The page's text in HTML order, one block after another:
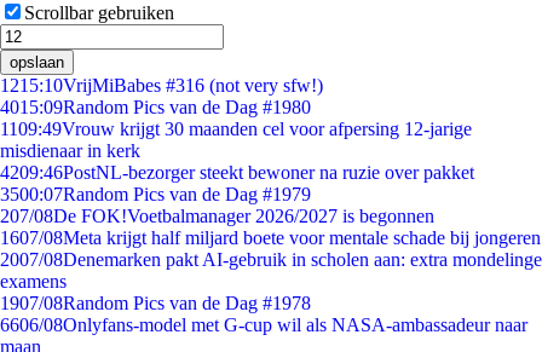
Scrollbar gebruiken
opslaan
1215:10VrijMiBabes #316 (not very sfw!)
4015:09Random Pics van de Dag #1980
1109:49Vrouw krijgt 30 maanden cel voor afpersing 12-jarige
misdienaar in kerk
4209:46PostNL-bezorger steekt bewoner na ruzie over pakket
3500:07Random Pics van de Dag #1979
207/08De FOK!Voetbalmanager 2026/2027 is begonnen
1607/08Meta krijgt half miljard boete voor mentale schade bij jongeren
2007/08Denemarken pakt AI-gebruik in scholen aan: extra mondelinge
examens
1907/08Random Pics van de Dag #1978
6606/08Onlyfans-model met G-cup wil als NASA-ambassadeur naar
maan